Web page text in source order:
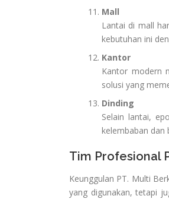
Mall
Lantai di mall
kebutuhan ini
Kantor
Kantor modern
solusi yang
Dinding
Selain lantai,
kelembaban dan
Tim Profesional
Keunggulan PT. Multi
yang digunakan, tetapi